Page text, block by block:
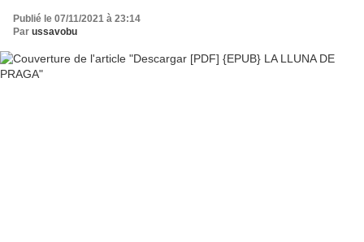
Publié le 07/11/2021 à 23:14
Par ussavobu